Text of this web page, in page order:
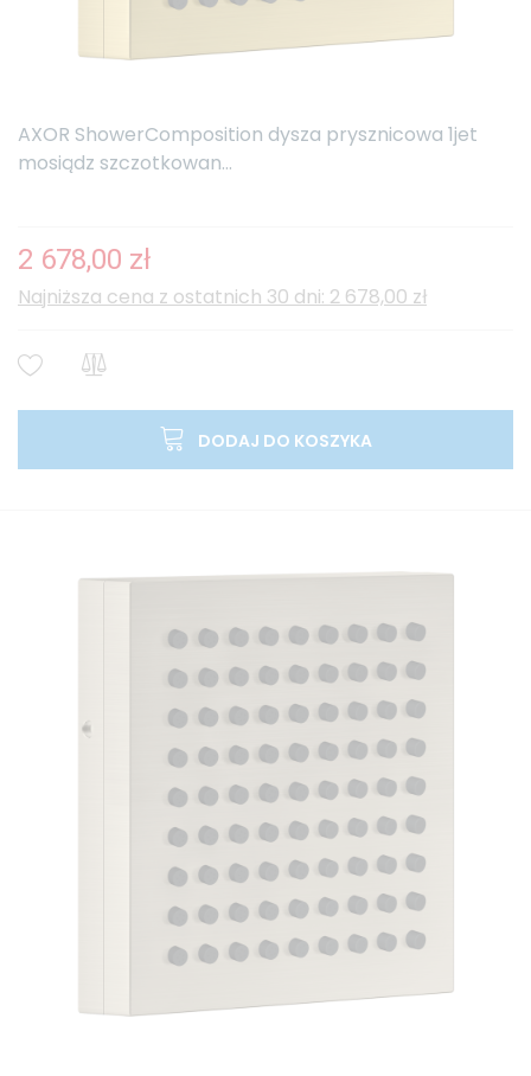
AXOR ShowerComposition dysza prysznicowa 1jet
mosiądz szczotkowan...
2 678,00 zł
Najniższa cena z ostatnich 30 dni: 2 678,00 zł
DODAJ DO KOSZYKA